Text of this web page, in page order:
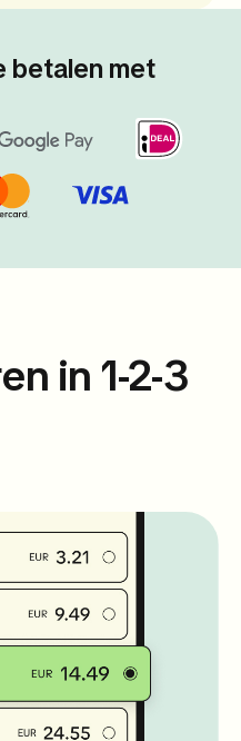
betalen met
in 1-2-3